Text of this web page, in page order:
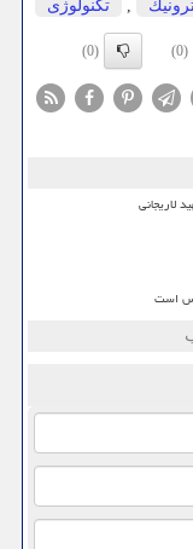
, تكنولوژی
(0)
(0)
لاریجانی
است